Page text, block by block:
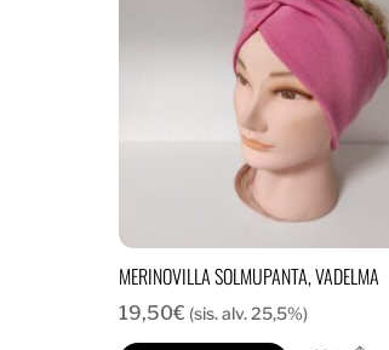
MERINOVILLA SOLMUPANTA, VADELMA
19,50€ (sis. alv. 25,5%)